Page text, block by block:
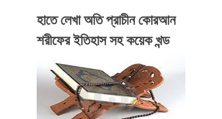
হাতে লেখা অতি প্রাচীন কোরআন
শরীফের ইতিহাস সহ কয়েক খন্ড